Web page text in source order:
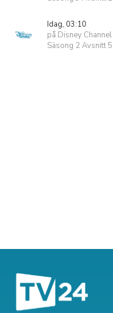
Idag, 03:10
på Disney Channel
Säsong 2 Avsnitt 5